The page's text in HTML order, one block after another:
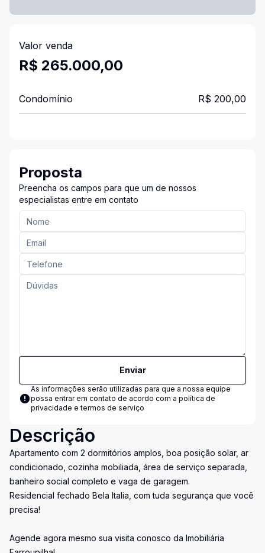
Valor venda
R$ 265.000,00
Condomínio R$ 200,00
Proposta
Preencha os campos para que um de nossos
especialistas entre em contato
Enviar
As informações serão utilizadas para que a nossa equipe
possa entrar em contato de acordo com a política de
privacidade e termos de serviço
Descrição
Apartamento com 2 dormitórios amplos, boa posição solar, ar
condicionado, cozinha mobiliada, área de serviço separada,
banheiro social completo e vaga de garagem.
Residencial fechado Bela Italia, com tuda segurança que você
precisa!
Agende agora mesmo sua visita conosco da Imobiliária